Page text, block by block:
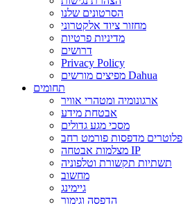
הסרטונים שלנו
מחזור ציוד אלקטרוני
מדיניות פרטיות
דרושים
Privacy Policy
מפיצים מורשים Dahua
תחומים
ארגונומיה ומטהרי אוויר
אבטחת מידע
מסכי מגע גדולים
פלוטרים מדפסות פורמט רחב
מצלמות אבטחה IP
תשתיות תקשורת וטלפוניה
מחשוב
גיימינג
הדפסה וגימור